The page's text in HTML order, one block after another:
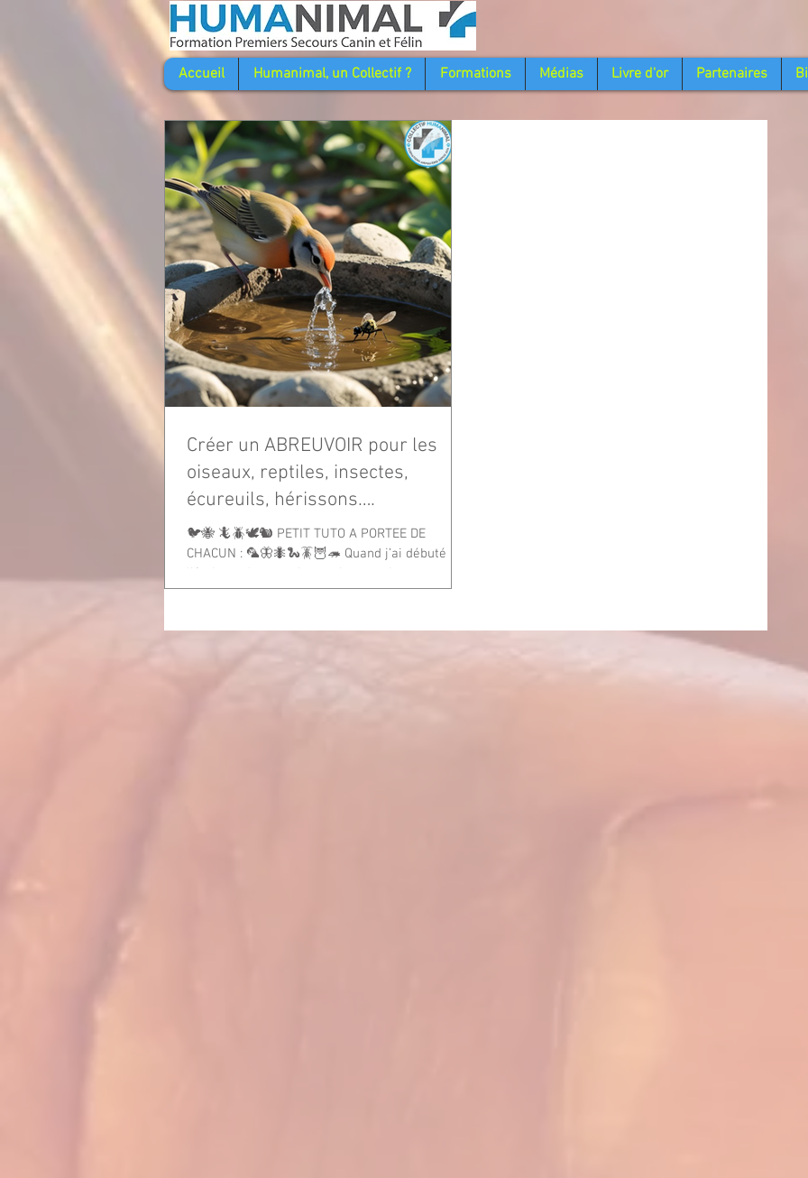
Accueil Humanimal, un Collectif ? Formations Médias Livre d'or Partenaires
Créer un ABREUVOIR pour les
oiseaux, reptiles, insectes,
écureuils, hérissons….
🐦🐝 🦎🪲🕊️🐿️ PETIT TUTO A PORTEE DE
CHACUN : 🦜🦋🐜🐍🪳🦉🦔 Quand j’ai débuté
l’écriture de ce petit tuto, je pensais aux
mésanges,...